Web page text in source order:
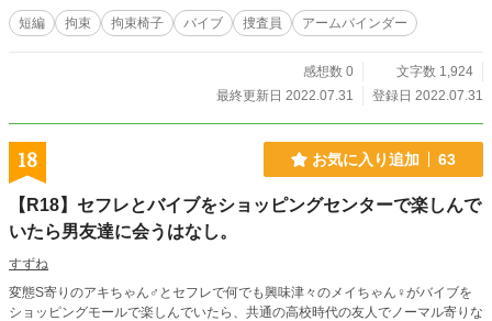
短編 拘束 拘束椅子 バイブ 捜査員 アームバインダー
感想数 0
文字数 1,924
最終更新日 2022.07.31
登録日 2022.07.31
18 お気に入り追加 63
【R18】セフレとバイブをショッピングセンターで楽しんで
いたら男友達に会うはなし。
すずね
変態S寄りのアキちゃん♂とセフレで何でも興味津々のメイちゃん♀がバイブを
ショッピングモールで楽しんでいたら、共通の高校時代の友人でノーマル寄りな